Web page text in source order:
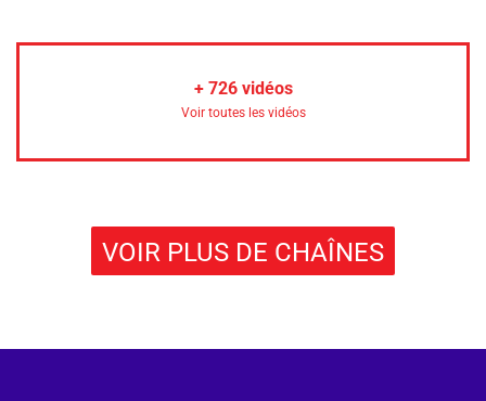
+ 726vidéos
Voir toutes les vidéos
VOIR PLUS DE CHAÎNES